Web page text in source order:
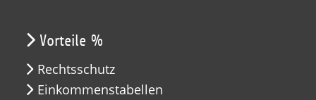
Vorteile %
Rechtsschutz
Einkommenstabellen